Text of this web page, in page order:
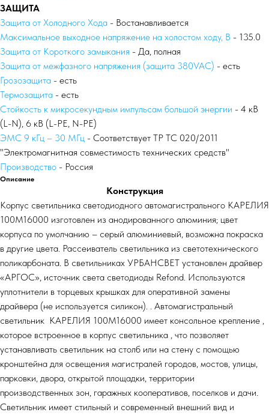
ЗАЩИТА
Защита от Холодного Хода - Востанавливается
Максимальное выходное напряжение на холостом ходу, В - 135.0
Защита от Короткого замыкания - Да, полная
Защита от межфазного напряжения (защита 380VAC) - есть
Грозозащита - есть
Термозащита - есть
Стойкость к микросекундным импульсам большой энергии - 4 кВ
(L-N), 6 кВ (L-PE, N-PE)
ЭМС 9 кГц – 30 МГц - Соответствует ТР ТС 020/2011
"Электромагнитная совместимость технических средств"
Производство - Россия
Описание
Конструкция
Корпус светильника светодиодного автомагистрального КАРЕЛИЯ
100М16000 изготовлен из анодированного алюминия; цвет
корпуса по умолчанию – серый алюминиевый, возможна покраска
в другие цвета. Рассеиватель светильника из светотехнического
поликарбоната. В светильниках УРБАНСВЕТ установлен драйвер
«АРГОС», источник света светодиоды Refond. Используются
уплотнители в торцевых крышках для оперативной замены
драйвера (не используется силикон). . Автомагистральный
светильник КАРЕЛИЯ 100М16000 имеет консольное крепление ,
которое встроенное в корпус светильника , что позволяет
устанавливать светильник на столб или на стену с помощью
кронштейна для освещения магистралей городов, мостов, улицы,
парковки, двора, открытой площадки, территории
производственных зон, гаражных кооперативов, поселков и дачи.
Светильник имеет стильный и современный внешний вид и